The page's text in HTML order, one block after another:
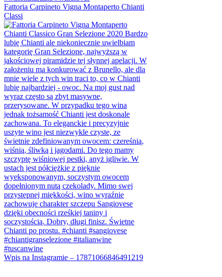
Fattoria Carpineto Vigna Montaperto Chianti
Classi
Wpis na Instagramie – 17871066846491219